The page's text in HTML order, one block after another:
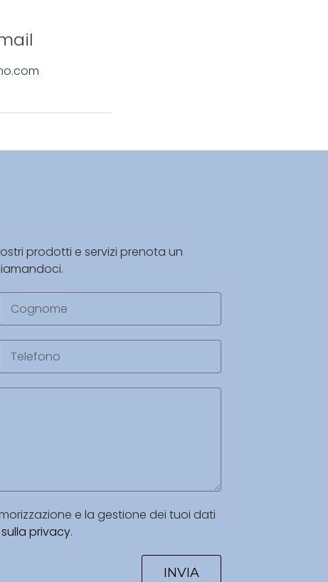
prodotti e servizi prenota un
e la gestione dei tuoi dati
privacy.
INVIA